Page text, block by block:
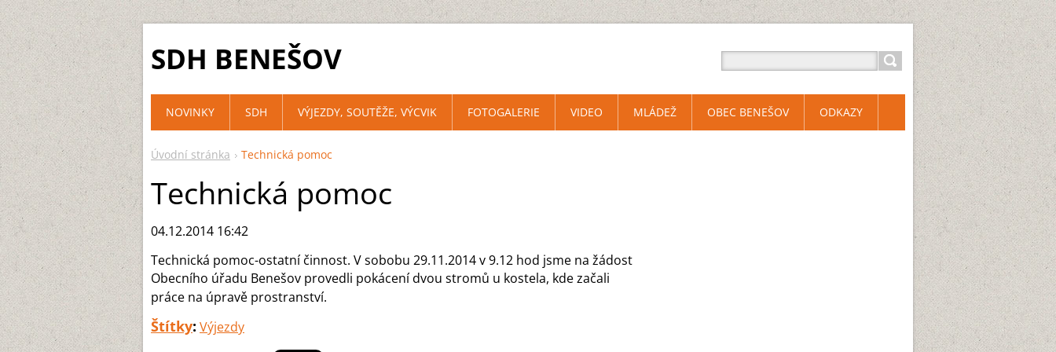
SDH BENEŠOV
Úvodní stránka Technická pomoc
Technická pomoc
04.12.2014 16:42
Technická pomoc-ostatní činnost. V sobobu 29.11.2014 v 9.12 hod jsme na žádost
Obecního úřadu Benešov provedli pokácení dvou stromů u kostela, kde začali
práce na úpravě prostranství.
Štítky: Výjezdy
NOVINKY SDH VÝJEZDY, SOUTĚŽE, VÝCVIK FOTOGALERIE VIDEO MLÁDEŽ OBEC BENEŠOV ODKAZY